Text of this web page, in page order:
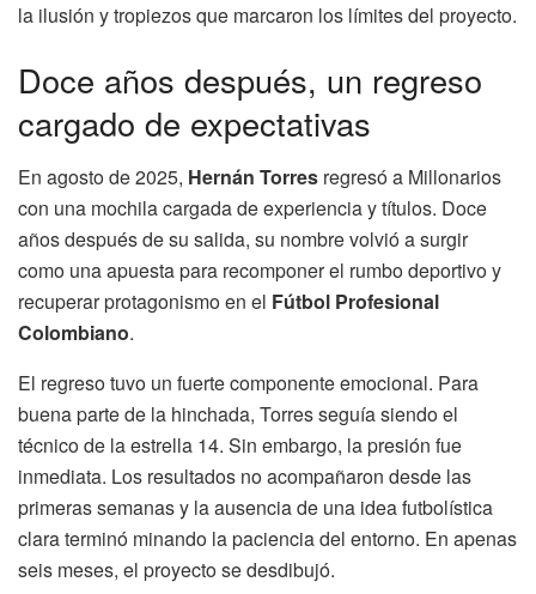
la ilusión y tropiezos que marcaron los límites del proyecto.
Doce años después, un regreso
cargado de expectativas
En agosto de 2025, Hernán Torres regresó a Millonarios
con una mochila cargada de experiencia y títulos. Doce
años después de su salida, su nombre volvió a surgir
como una apuesta para recomponer el rumbo deportivo y
recuperar protagonismo en el Fútbol Profesional
Colombiano.
El regreso tuvo un fuerte componente emocional. Para
buena parte de la hinchada, Torres seguía siendo el
técnico de la estrella 14. Sin embargo, la presión fue
inmediata. Los resultados no acompañaron desde las
primeras semanas y la ausencia de una idea futbolística
clara terminó minando la paciencia del entorno. En apenas
seis meses, el proyecto se desdibujó.